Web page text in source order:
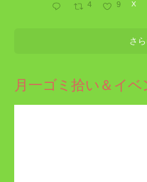
4 9 X
さ
月一ゴミ拾い＆イ